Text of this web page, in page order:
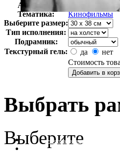
Арт-стиль
Ретро-
Тематика:
Кинофильмы
Выберите размер:
Тип исполнения:
Подрамник:
Текстурный гель:
да
нет
Стоимость
Выбрать
очистить фильтр цвета
Выберите